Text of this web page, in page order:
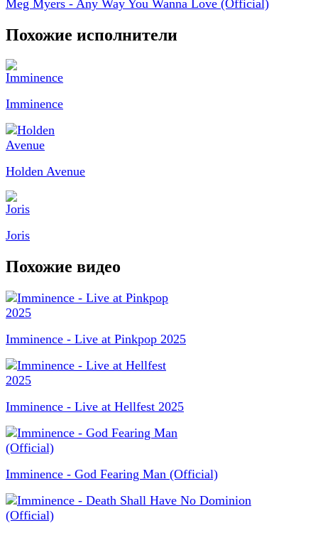
Meg Myers - Any Way You Wanna Love (Official)
Похожие исполнители
Imminence
Holden Avenue
Joris
Похожие видео
Imminence - Live at Pinkpop 2025
Imminence - Live at Hellfest 2025
Imminence - God Fearing Man (Official)